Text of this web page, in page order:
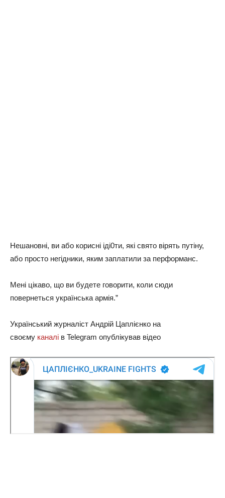
Нешановні, ви або корисні іді0ти, які свято вірять путіну,
або просто негідники, яким заплатили за перформанс.
Мені цікаво, що ви будете говорити, коли сюди
повернеться українська армія.”
Український журналіст Андрій Цаплієнко на
своєму каналі в Telegram опублікував відео